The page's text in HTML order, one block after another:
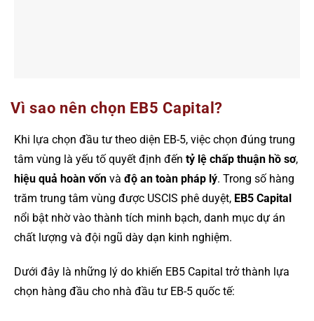
Vì sao nên chọn EB5 Capital?
Khi lựa chọn đầu tư theo diện EB-5, việc chọn đúng trung
tâm vùng là yếu tố quyết định đến tỷ lệ chấp thuận hồ sơ,
hiệu quả hoàn vốn và độ an toàn pháp lý. Trong số hàng
trăm trung tâm vùng được USCIS phê duyệt, EB5 Capital
nổi bật nhờ vào thành tích minh bạch, danh mục dự án
chất lượng và đội ngũ dày dạn kinh nghiệm.
Dưới đây là những lý do khiến EB5 Capital trở thành lựa
chọn hàng đầu cho nhà đầu tư EB-5 quốc tế: